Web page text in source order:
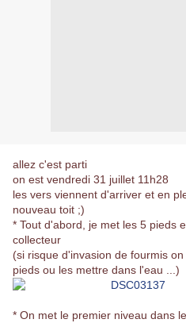
allez c'est parti
on est vendredi 31 juillet 11h28
les vers viennent d'arriver et en
nouveau toit ;)
* Tout d'abord, je met les 5 pieds
collecteur
(si risque d'invasion de fourmis
pieds ou les mettre dans l'eau ...)
* On met le premier niveau dans